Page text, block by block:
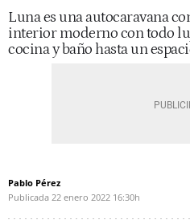
Luna es una autocaravana
interior moderno con todo
cocina y baño hasta un
Pablo Pérez
Publicada 22 enero 2022 16:30h